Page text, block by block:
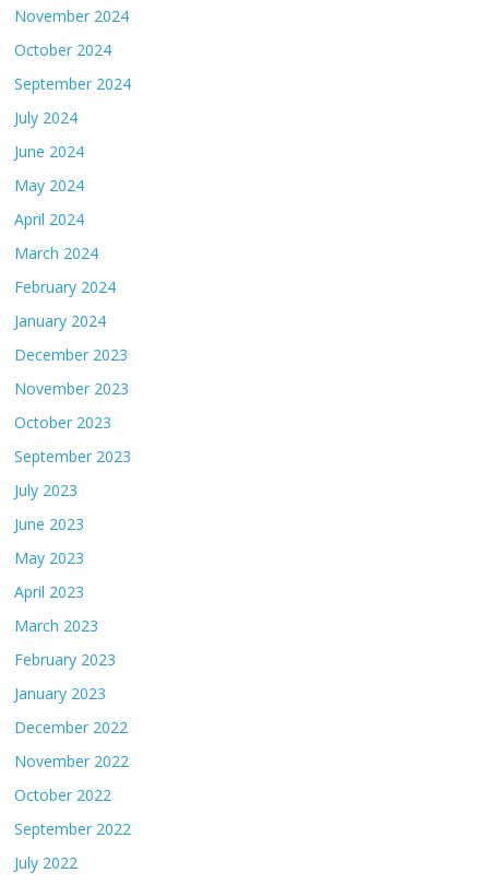
November 2024
October 2024
September 2024
July 2024
June 2024
May 2024
April 2024
March 2024
February 2024
January 2024
December 2023
November 2023
October 2023
September 2023
July 2023
June 2023
May 2023
April 2023
March 2023
February 2023
January 2023
December 2022
November 2022
October 2022
September 2022
July 2022